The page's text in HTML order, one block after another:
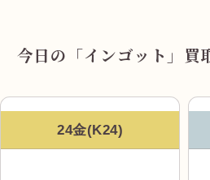
今日の「インゴット」買
24金(K24)